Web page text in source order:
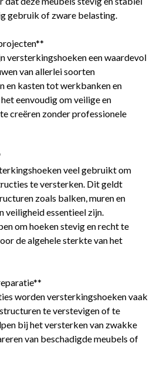
gebruik of zware belasting.
versterkingshoeken een waardevol
van allerlei soorten
en kasten tot werkbanken en
eenvoudig om veilige en
creëren zonder professionele
veel gebruikt om
te versterken. Dit geldt
zoals balken, muren en
veiligheid essentieel zijn.
om hoeken stevig en recht te
de algehele sterkte van het
worden versterkingshoeken vaak
te verstevigen of te
bij het versterken van zwakke
van beschadigde meubels of